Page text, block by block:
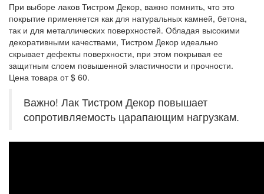
При выборе лаков Тистром Декор, важно помнить, что это
покрытие применяется как для натуральных камней, бетона,
так и для металлических поверхностей. Обладая высокими
декоративными качествами, Тистром Декор идеально
скрывает дефекты поверхности, при этом покрывая ее
защитным слоем повышенной эластичности и прочности.
Цена товара от $ 60.
Важно! Лак Тистром Декор повышает
сопротивляемость царапающим нагрузкам.